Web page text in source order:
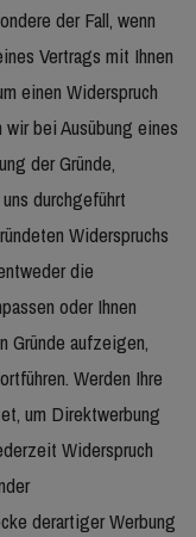
der Fall, wenn
Vertrags mit Ihnen
einen Widerspruch
bei Ausübung eines
der Gründe,
durchgeführt
Widerspruchs
die
oder Ihnen
Gründe aufzeigen,
Werden Ihre
um Direktwerbung
Widerspruch
derartiger Werbung